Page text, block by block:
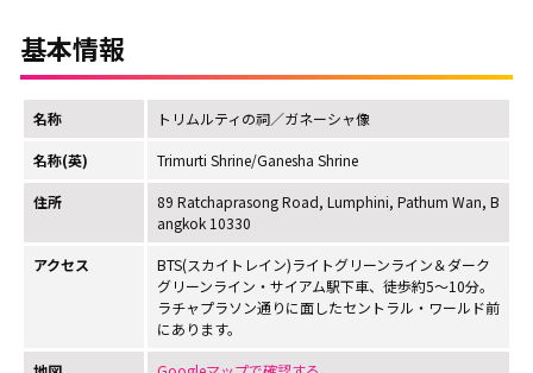
基本情報
名称 トリムルティの祠／ガネーシャ像
名称(英) Trimurti Shrine/Ganesha Shrine
住所
89 Ratchaprasong Road, Lumphini, Pathum Wan, B
angkok 10330
アクセス
BTS(スカイトレイン)ライトグリーンライン＆ダーク
グリーンライン・サイアム駅下車、徒歩約5～10分。
ラチャプラソン通りに面したセントラル・ワールド前
にあります。